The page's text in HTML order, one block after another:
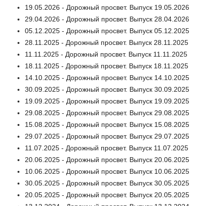
19.05.2026 - Дорожный просвет. Выпуск 19.05.2026
29.04.2026 - Дорожный просвет. Выпуск 28.04.2026
05.12.2025 - Дорожный просвет. Выпуск 05.12.2025
28.11.2025 - Дорожный просвет. Выпуск 28.11.2025
11.11.2025 - Дорожный просвет. Выпуск 11.11.2025
18.11.2025 - Дорожный просвет. Выпуск 18.11.2025
14.10.2025 - Дорожный просвет. Выпуск 14.10.2025
30.09.2025 - Дорожный просвет. Выпуск 30.09.2025
19.09.2025 - Дорожный просвет. Выпуск 19.09.2025
29.08.2025 - Дорожный просвет. Выпуск 29.08.2025
15.08.2025 - Дорожный просвет. Выпуск 15.08.2025
29.07.2025 - Дорожный просвет. Выпуск 29.07.2025
11.07.2025 - Дорожный просвет. Выпуск 11.07.2025
20.06.2025 - Дорожный просвет. Выпуск 20.06.2025
10.06.2025 - Дорожный просвет. Выпуск 10.06.2025
30.05.2025 - Дорожный просвет. Выпуск 30.05.2025
20.05.2025 - Дорожный просвет. Выпуск 20.05.2025